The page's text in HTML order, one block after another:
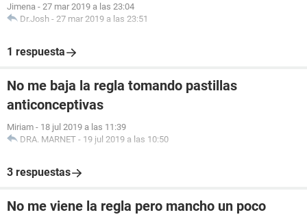
Jimena - 27 mar 2019 a las 23:04
Dr.Josh - 27 mar 2019 a las 23:51
1 respuesta
No me baja la regla tomando pastillas
anticonceptivas
Miriam - 18 jul 2019 a las 11:39
DRA. MARNET - 19 jul 2019 a las 10:50
3 respuestas
No me viene la regla pero mancho un poco